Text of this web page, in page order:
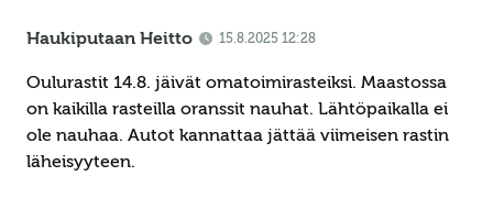
Haukiputaan Heitto 15.8.2025 12:28
Oulurastit 14.8. jäivät omatoimirasteiksi. Maastossa
on kaikilla rasteilla oranssit nauhat. Lähtöpaikalla ei
ole nauhaa. Autot kannattaa jättää viimeisen rastin
läheisyyteen.